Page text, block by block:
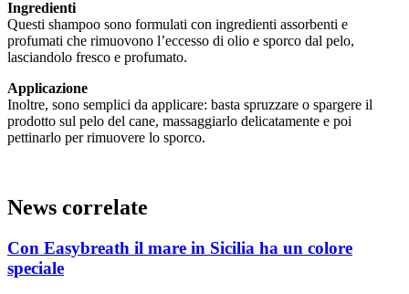
Ingredienti
Questi shampoo sono formulati con ingredienti assorbenti e
profumati che rimuovono l’eccesso di olio e sporco dal pelo,
lasciandolo fresco e profumato.
Applicazione
Inoltre, sono semplici da applicare: basta spruzzare o spargere il
prodotto sul pelo del cane, massaggiarlo delicatamente e poi
pettinarlo per rimuovere lo sporco.
News correlate
Con Easybreath il mare in Sicilia ha un colore
speciale